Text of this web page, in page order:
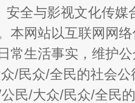
安全与影视文化传
本网站以互联网网
常生活事实，维护
/民众/全民的社会公
民/大众/民众/全民